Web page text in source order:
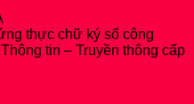
thực chữ ký số công
tin – Truyền thông cấp